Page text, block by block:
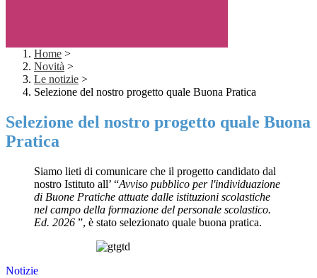
Home >
Novità >
Le notizie >
Selezione del nostro progetto quale Buona Pratica
Selezione del nostro progetto quale Buona
Pratica
Siamo lieti di comunicare che il progetto candidato dal
nostro Istituto all’ “Avviso pubblico per l'individuazione
di Buone Pratiche attuate dalle istituzioni scolastiche
nel campo della formazione del personale scolastico.
Ed. 2026 ”, è stato selezionato quale buona pratica.
Notizie